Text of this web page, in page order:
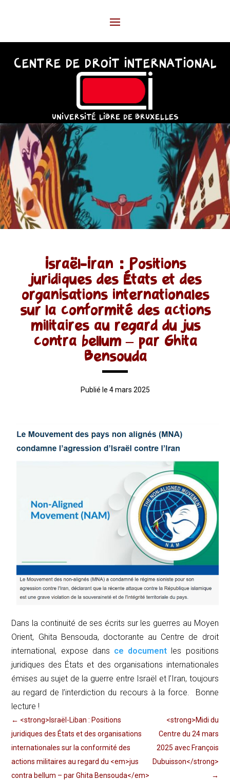
CENTRE DE DROIT INTERNATIONAL
UNIVERSITÉ LIBRE DE BRUXELLES
Israël-Iran : Positions
juridiques des États et des
organisations internationales
sur la conformité des actions
militaires au regard du jus
contra bellum – par Ghita
Bensouda
Publié le 4 mars 2025
Dans la continuité de ses écrits sur les guerres au Moyen
Orient, Ghita Bensouda, doctorante au Centre de droit
international, expose dans ce document les positions
juridiques des États et des organisations internationales
émises au sujet de la guerre entre Israël et l’Iran, toujours
au regard de l’interdiction du recours à la force. Bonne
lecture !
← <strong>Israël-Liban : Positions
juridiques des États et des organisations
internationales sur la conformité des
actions militaires au regard du <em>jus
contra bellum – par Ghita Bensouda</em>
<strong>Midi du
Centre du 24 mars
2025 avec François
Dubuisson</strong>
→